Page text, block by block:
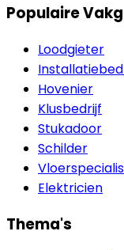
Populaire
Loodgieter
Hovenier
Klusbedrijf
Stukadoor
Schilder
Elektricien
Thema's